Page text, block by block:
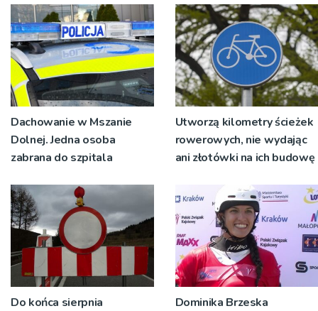
Dachowanie w Mszanie
Dolnej. Jedna osoba
zabrana do szpitala
Utworzą kilometry ścieżek
rowerowych, nie wydając
ani złotówki na ich budowę
Do końca sierpnia
Dominika Brzeska